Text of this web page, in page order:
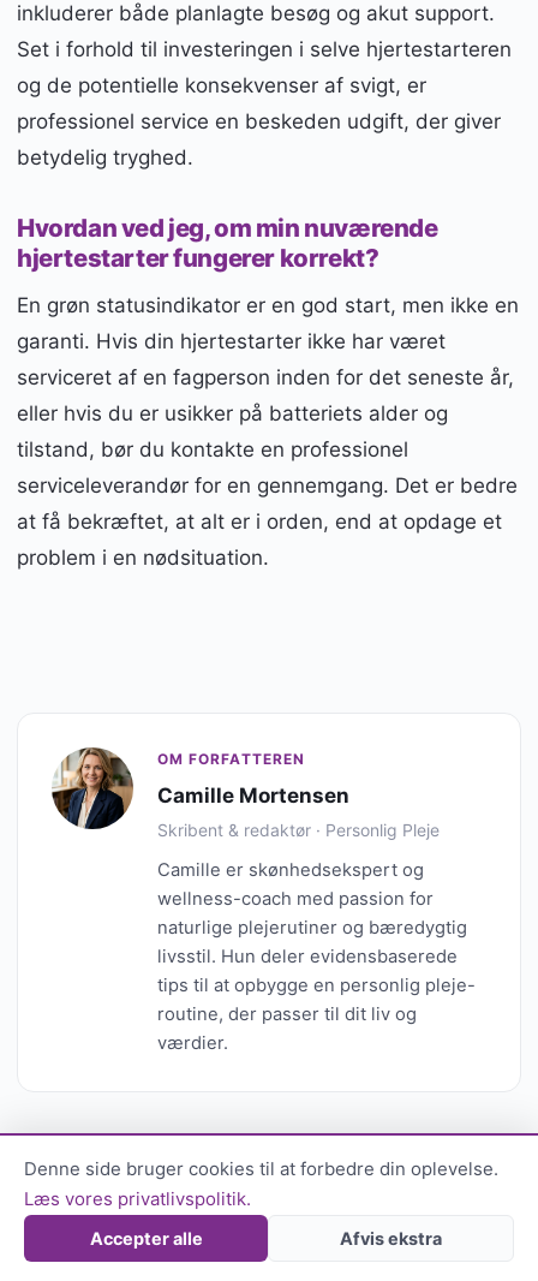
inkluderer både planlagte besøg og akut support.
Set i forhold til investeringen i selve hjertestarteren
og de potentielle konsekvenser af svigt, er
professionel service en beskeden udgift, der giver
betydelig tryghed.
Hvordan ved jeg, om min nuværende
hjertestarter fungerer korrekt?
En grøn statusindikator er en god start, men ikke en
garanti. Hvis din hjertestarter ikke har været
serviceret af en fagperson inden for det seneste år,
eller hvis du er usikker på batteriets alder og
tilstand, bør du kontakte en professionel
serviceleverandør for en gennemgang. Det er bedre
at få bekræftet, at alt er i orden, end at opdage et
problem i en nødsituation.
OM FORFATTEREN
Camille Mortensen
Skribent & redaktør · Personlig Pleje
Camille er skønhedsekspert og
wellness-coach med passion for
naturlige plejerutiner og bæredygtig
livsstil. Hun deler evidensbaserede
tips til at opbygge en personlig pleje-
routine, der passer til dit liv og
værdier.
LÆS OGSÅ
Denne side bruger cookies til at forbedre din oplevelse.
Læs vores privatlivspolitik.
Accepter alle Afvis ekstra